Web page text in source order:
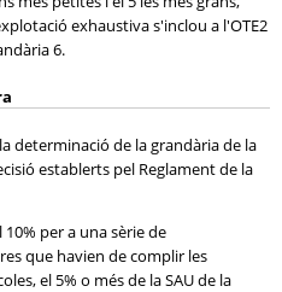
exhaustiva s'inclou a l'OTE2
6.
determinació de la grandària de la
establerts pel Reglament de la
per a una sèrie de
que havien de complir les
el 5% o més de la SAU de la